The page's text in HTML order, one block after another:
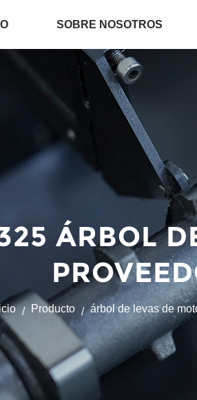
SOBRE NOSOTROS
ÁRBOL
/ Producto / árbol de levas de